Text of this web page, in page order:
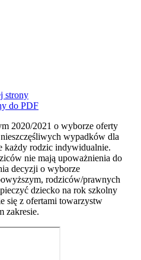
strony
do PDF
2020/2021 o wyborze oferty
wypadków dla
każdy rodzic indywidualnie.
nie mają upoważnienia do
decyzji o wyborze
rodziców/prawnych
dziecko na rok szkolny
się z ofertami towarzystw
zakresie.